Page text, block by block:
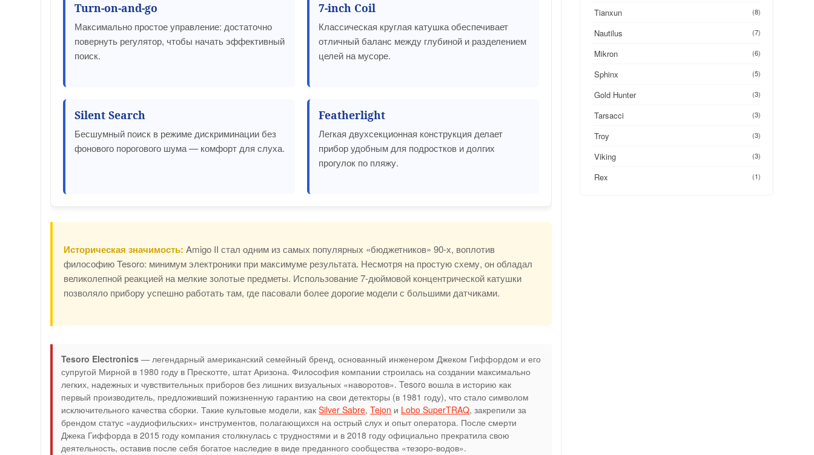
Turn-on-and-go
Максимально простое управление: достаточно
повернуть регулятор, чтобы начать эффективный
поиск.
7-inch Coil
Классическая круглая катушка обеспечивает
отличный баланс между глубиной и разделением
целей на мусоре.
Silent Search
Бесшумный поиск в режиме дискриминации без
фонового порогового шума — комфорт для слуха.
Featherlight
Легкая двухсекционная конструкция делает
прибор удобным для подростков и долгих
прогулок по пляжу.
Историческая значимость: Amigo II стал одним из самых популярных «бюджетников» 90-х, воплотив
философию Tesoro: минимум электроники при максимуме результата. Несмотря на простую схему, он обладал
великолепной реакцией на мелкие золотые предметы. Использование 7-дюймовой концентрической катушки
позволяло прибору успешно работать там, где пасовали более дорогие модели с большими датчиками.
Tesoro Electronics — легендарный американский семейный бренд, основанный инженером Джеком Гиффордом и его
супругой Мирной в 1980 году в Прескотте, штат Аризона. Философия компании строилась на создании максимально
легких, надежных и чувствительных приборов без лишних визуальных «наворотов». Tesoro вошла в историю как
первый производитель, предложивший пожизненную гарантию на свои детекторы (в 1981 году), что стало символом
исключительного качества сборки. Такие культовые модели, какSilver Sabre,Tejon и Lobo SuperTRAQ, закрепили за
брендом статус «аудиофильских» инструментов, полагающихся на острый слух и опыт оператора. После смерти
Джека Гиффорда в 2015 году компания столкнулась с трудностями и в 2018 году официально прекратила свою
деятельность, оставив после себя богатое наследие в виде преданного сообщества «тезоро-водов».
Tianxun (8)
Nautilus (7)
Mikron (6)
Sphinx (5)
Gold Hunter (3)
Tarsacci (3)
Troy (3)
Viking (3)
Rex (1)